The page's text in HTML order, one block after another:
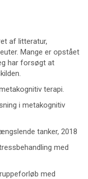
af litteratur,
Mange er opstået
har forsøgt at
terapi.
i metakognitiv
tanker, 2018
med
med